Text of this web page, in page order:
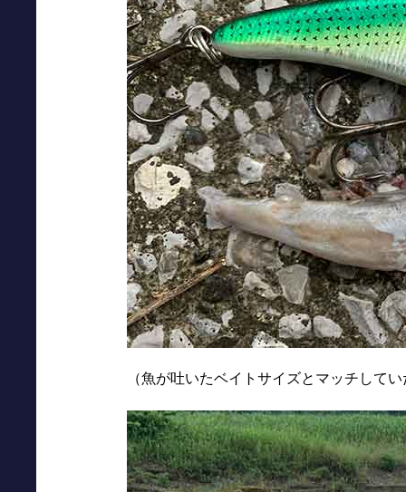
（魚が吐いたベイトサイズとマッチしてい